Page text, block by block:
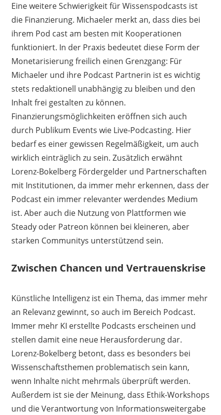
Eine weitere Schwierigkeit für Wissenspodcasts ist
die Finanzierung. Michaeler merkt an, dass dies bei
ihrem Pod cast am besten mit Kooperationen
funktioniert. In der Praxis bedeutet diese Form der
Monetarisierung freilich einen Grenzgang: Für
Michaeler und ihre Podcast Partnerin ist es wichtig
stets redaktionell unabhängig zu bleiben und den
Inhalt frei gestalten zu können.
Finanzierungsmöglichkeiten eröffnen sich auch
durch Publikum Events wie Live-Podcasting. Hier
bedarf es einer gewissen Regelmäßigkeit, um auch
wirklich einträglich zu sein. Zusätzlich erwähnt
Lorenz-Bokelberg Fördergelder und Partnerschaften
mit Institutionen, da immer mehr erkennen, dass der
Podcast ein immer relevanter werdendes Medium
ist. Aber auch die Nutzung von Plattformen wie
Steady oder Patreon können bei kleineren, aber
starken Communitys unterstützend sein.
Zwischen Chancen und Vertrauenskrise
Künstliche Intelligenz ist ein Thema, das immer mehr
an Relevanz gewinnt, so auch im Bereich Podcast.
Immer mehr KI erstellte Podcasts erscheinen und
stellen damit eine neue Herausforderung dar.
Lorenz-Bokelberg betont, dass es besonders bei
Wissenschaftsthemen problematisch sein kann,
wenn Inhalte nicht mehrmals überprüft werden.
Außerdem ist sie der Meinung, dass Ethik-Workshops
und die Verantwortung von Informationsweitergabe